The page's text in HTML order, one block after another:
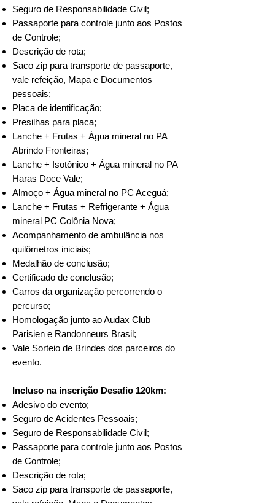
Seguro de Responsabilidade Civil;
Passaporte para controle junto aos Postos
de Controle;
Descrição de rota;
Saco zip para transporte de passaporte,
vale refeição, Mapa e Documentos
pessoais;
Placa de identificação;
Presilhas para placa;
Lanche + Frutas + Água mineral no PA
Abrindo Fronteiras;
Lanche + Isotônico + Água mineral no PA
Haras Doce Vale;
Almoço + Água mineral no PC Aceguá;
Lanche + Frutas + Refrigerante + Água
mineral PC Colônia Nova;
Acompanhamento de ambulância nos
quilômetros iniciais;
Medalhão de conclusão;
Certificado de conclusão;
Carros da organização percorrendo o
percurso;
Homologação junto ao Audax Club
Parisien e Randonneurs Brasil;
Vale Sorteio de Brindes dos parceiros do
evento.
Incluso na inscrição Desafio 120km:
Adesivo do evento;
Seguro de Acidentes Pessoais;
Seguro de Responsabilidade Civil;
Passaporte para controle junto aos Postos
de Controle;
Descrição de rota;
Saco zip para transporte de passaporte,